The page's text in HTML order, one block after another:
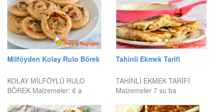
Milföyden Kolay Rulo Börek
KOLAY MİLFÖYLÜ RULO
BÖREK Malzemeler: 6 a
Tahinli Ekmek Tarifi
TAHİNLİ EKMEK TARİFİ
Malzemeler 7 su ba